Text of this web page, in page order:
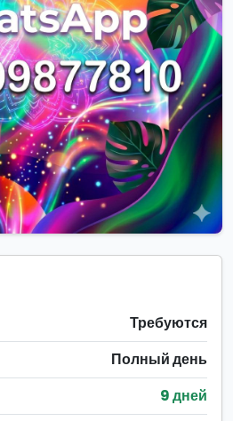
Требуются
Полный день
9 дней